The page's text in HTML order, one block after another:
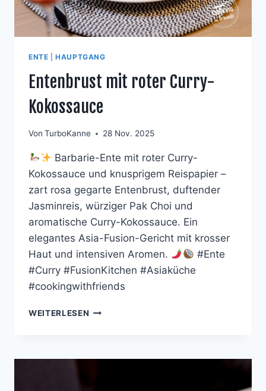
ENTE |HAUPTGANG
Entenbrust mit roter Curry-
Kokossauce
Von TurboKanne 28 Nov. 2025
Barbarie-Ente mit roter Curry-
Kokossauce und knusprigem Reispapier –
zart rosa gegarte Entenbrust, duftender
Jasminreis, würziger Pak Choi und
aromatische Curry-Kokossauce. Ein
elegantes Asia-Fusion-Gericht mit krosser
Haut und intensiven Aromen.
#Ente
#Curry #FusionKitchen #Asiaküche
#cookingwithfriends
WEITERLESEN ENTENBRUST
KOKOSSAUCE